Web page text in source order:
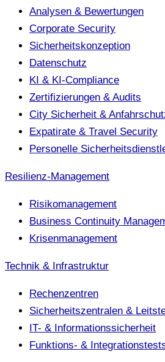
Analysen & Bewertungen
Corporate Security
Sicherheitskonzeption
Datenschutz
KI & KI-Compliance
Zertifizierungen & Audits
City Sicherheit &
Expatirate & Travel Security
Personelle
Resilienz-Management
Risikomanagement
Business Continuity
Krisenmanagement
Technik & Infrastruktur
Rechenzentren
Sicherheitszentralen &
IT- & Informationssicherheit
Funktions- &